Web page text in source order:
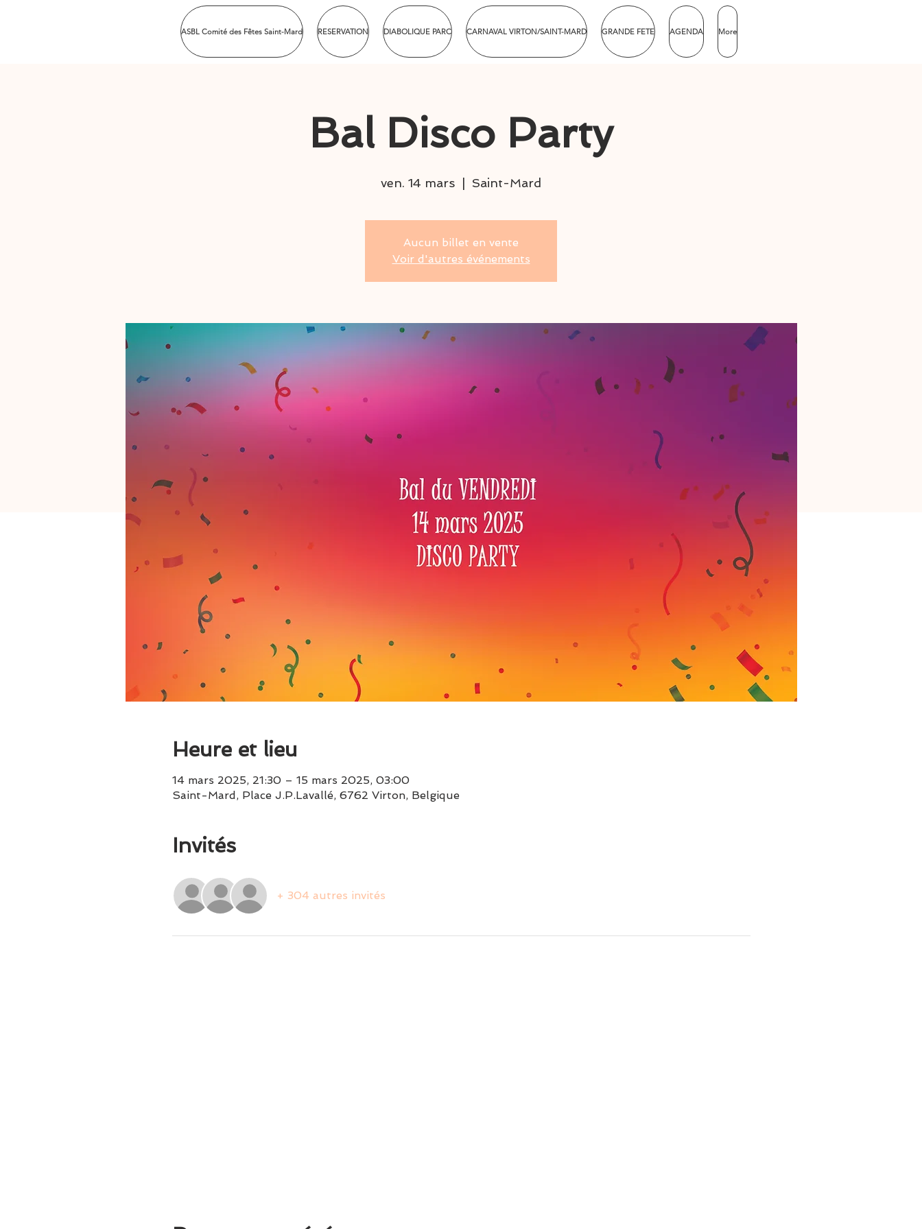
ASBL Comité des Fêtes Saint-Mard RESERVATION DIABOLIQUE PARC CARNAVAL VIRTON/SAINT-MARD GRANDE FETE AGENDA More
Bal Disco Party
ven. 14 mars Saint-Mard
Aucun billet en vente
Voir d'autres événements
Heure et lieu
14 mars 2025, 21:30 – 15 mars 2025, 03:00
Saint-Mard, Place J.P.Lavallé, 6762 Virton, Belgique
Invités
+ 304 autres invités